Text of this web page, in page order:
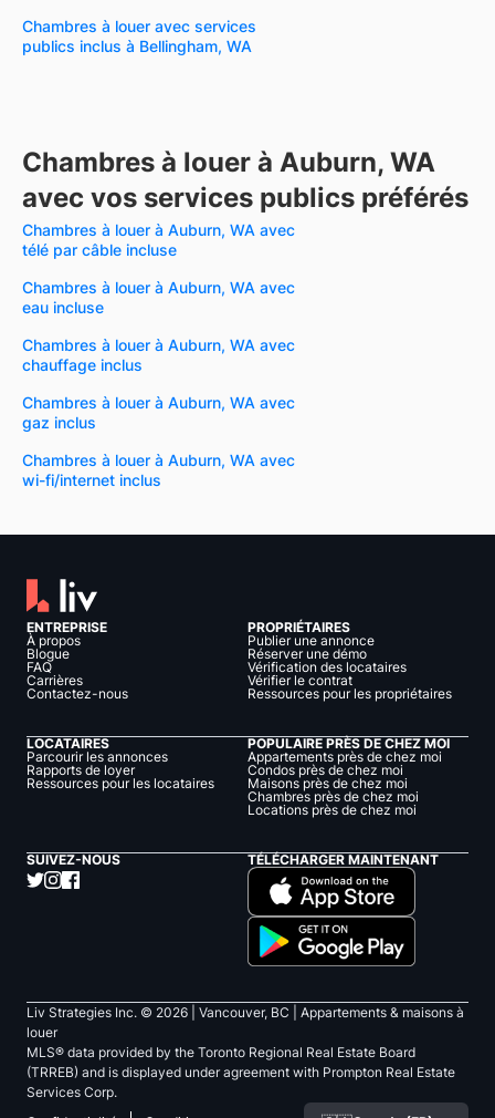
Chambres à louer avec services
publics inclus à Bellingham, WA
Chambres à louer à Auburn, WA
avec vos services publics préférés
Chambres à louer à Auburn, WA avec
télé par câble incluse
Chambres à louer à Auburn, WA avec
eau incluse
Chambres à louer à Auburn, WA avec
chauffage inclus
Chambres à louer à Auburn, WA avec
gaz inclus
Chambres à louer à Auburn, WA avec
wi-fi/internet inclus
ENTREPRISE
À propos
Blogue
FAQ
Carrières
Contactez-nous
PROPRIÉTAIRES
Publier une annonce
Réserver une démo
Vérification des locataires
Vérifier le contrat
Ressources pour les propriétaires
LOCATAIRES
Parcourir les annonces
Rapports de loyer
Ressources pour les locataires
POPULAIRE PRÈS DE CHEZ MOI
Appartements près de chez moi
Condos près de chez moi
Maisons près de chez moi
Chambres près de chez moi
Locations près de chez moi
SUIVEZ-NOUS TÉLÉCHARGER MAINTENANT
Liv Strategies Inc. © 2026 | Vancouver, BC |
Appartements & maisons à
louer
MLS® data provided by the Toronto Regional Real Estate Board
(TRREB) and is displayed under agreement with Prompton Real Estate
Services Corp.